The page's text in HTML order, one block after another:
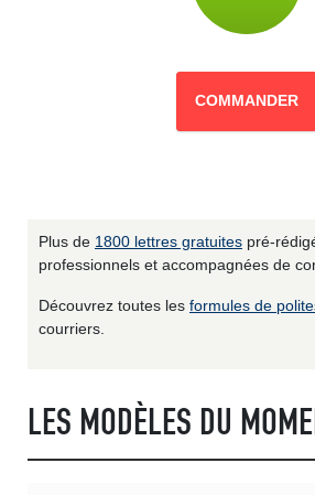
COMMANDER
Plus de 1800 lettres gratuites pré-
professionnels et accompagnées de
Découvrez toutes les formules de
courriers.
LES MODÈLES DU